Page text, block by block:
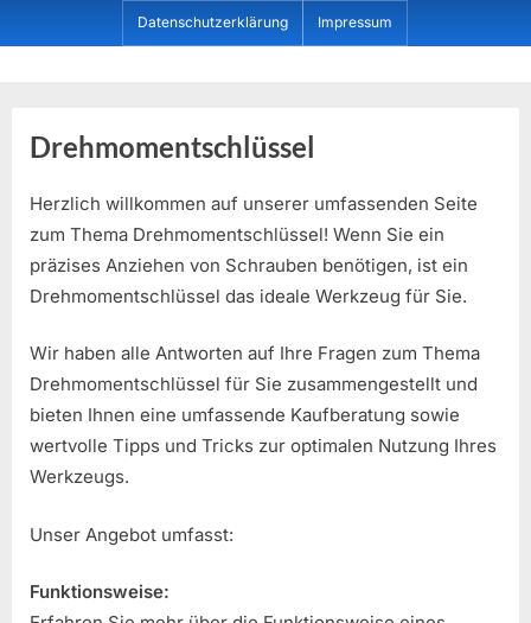
to
Datenschutzerklärung Impressum
Drehmomentschlüssel
Herzlich willkommen auf unserer umfassenden Seite
zum Thema Drehmomentschlüssel! Wenn Sie ein
präzises Anziehen von Schrauben benötigen, ist ein
Drehmomentschlüssel das ideale Werkzeug für Sie.
Wir haben alle Antworten auf Ihre Fragen zum Thema
Drehmomentschlüssel für Sie zusammengestellt und
bieten Ihnen eine umfassende Kaufberatung sowie
wertvolle Tipps und Tricks zur optimalen Nutzung Ihres
Werkzeugs.
Unser Angebot umfasst:
Funktionsweise: